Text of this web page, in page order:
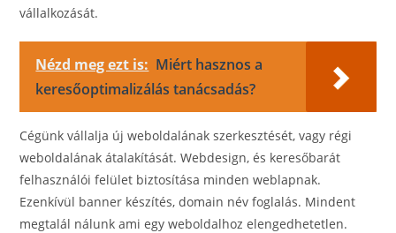
vállalkozását.
Nézd meg ezt is: Miért hasznos a
keresőoptimalizálás tanácsadás?
Cégünk vállalja új weboldalának szerkesztését, vagy régi
weboldalának átalakítását. Webdesign, és keresőbarát
felhasználói felület biztosítása minden weblapnak.
Ezenkívül banner készítés, domain név foglalás. Mindent
megtalál nálunk ami egy weboldalhoz elengedhetetlen.